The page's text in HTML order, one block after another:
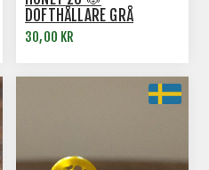
DOFTHÅLLARE GRÅ
30,00 KR